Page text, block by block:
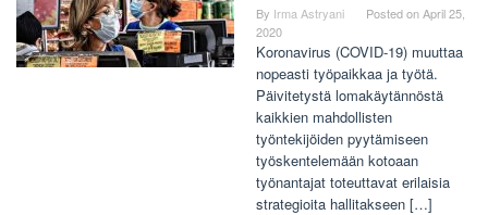
By Irma Astryani Posted onApril 25,
2020
Koronavirus (COVID-19) muuttaa
nopeasti työpaikkaa ja työtä.
Päivitetystä lomakäytännöstä
kaikkien mahdollisten
työntekijöiden pyytämiseen
työskentelemään kotoaan
työnantajat toteuttavat erilaisia ​​
strategioita hallitakseen […]